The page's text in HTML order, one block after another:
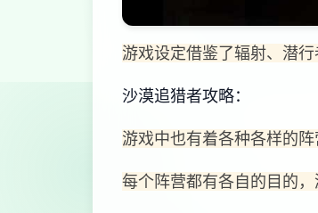
游戏设定借鉴了辐射、潜
沙漠追猎者攻略：
游戏中也有着各种各样的
每个阵营都有各自的目的